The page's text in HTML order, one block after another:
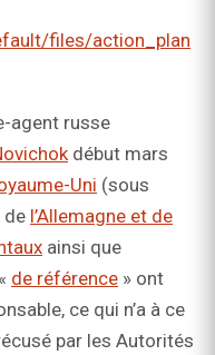
files/action_plan
agent russe
début mars
Uni (sous
de l’Allemagne et de
ainsi que
« de référence » ont
ce qui n’a à ce
par les Autorités